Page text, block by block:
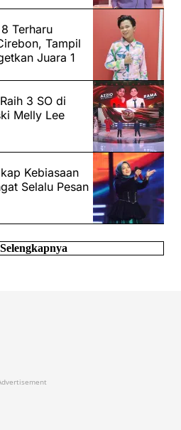
Terharu
Tampil
Juara 1
3 SO di
Melly Lee
Kebiasaan
Selalu Pesan